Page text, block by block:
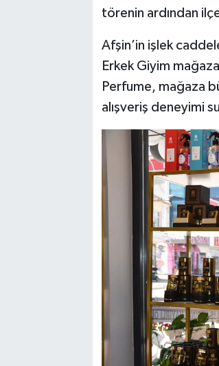
törenin ardından
Afşin’in işlek
Erkek Giyim
Perfume, mağaza
alışveriş deneyimi